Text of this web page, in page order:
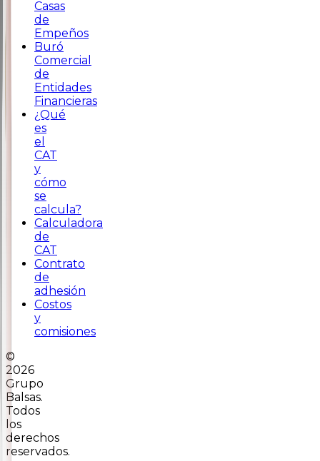
Casas
de
Empeños
Buró
Comercial
de
Entidades
Financieras
¿Qué
es
el
CAT
y
cómo
se
calcula?
Calculadora
de
CAT
Contrato
de
adhesión
Costos
y
comisiones
©
2026
Grupo
Balsas.
Todos
los
derechos
reservados.